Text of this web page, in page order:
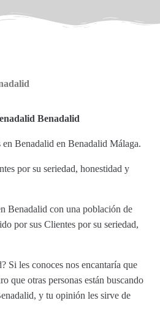
Benadalid
Benadalid en Benadalid Málaga.
por su seriedad, honestidad y
Benadalid con una población de
por sus Clientes por su seriedad,
Si les conoces nos encantaría que
que otras personas están buscando
y tu opinión les sirve de